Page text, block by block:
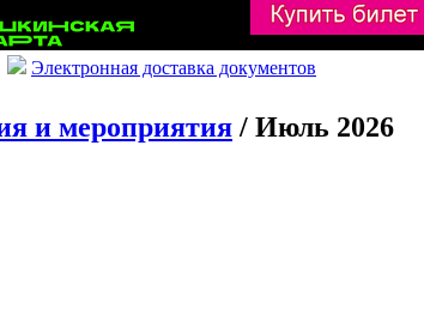
Электронная доставка документов
и мероприятия / Июль 2026